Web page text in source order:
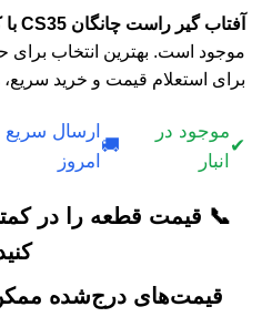
آفتاب گیر راست چانگان CS35 با کیفیت اصلی، وارداتی و استوک
موجود است. بهترین انتخاب برای
برای استعلام قیمت و خرید سریع،
✔
موجود در
انبار
🚚
ارسال سریع
امروز
📞 قیمت قطعه را در
قیمت‌های درج‌شده